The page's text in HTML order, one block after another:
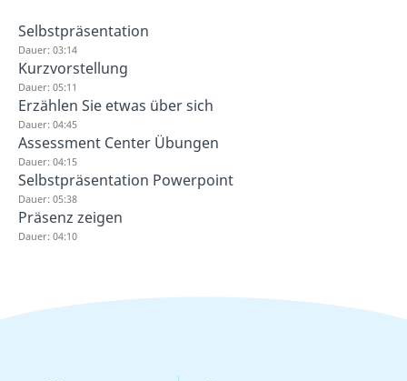
Selbstpräsentation
Dauer: 03:14
Kurzvorstellung
Dauer: 05:11
Erzählen Sie etwas über sich
Dauer: 04:45
Assessment Center Übungen
Dauer: 04:15
Selbstpräsentation Powerpoint
Dauer: 05:38
Präsenz zeigen
Dauer: 04:10